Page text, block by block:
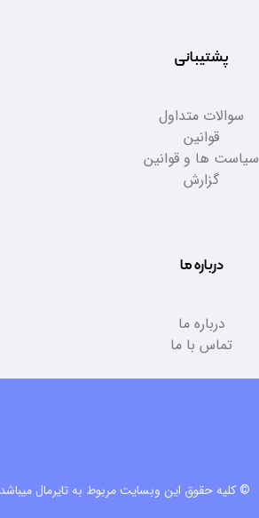
پشتیبانی
سوالات متداول
قوانین
سیاست ها و قوانین
گزارش
درباره ما
درباره ما
تماس با ما
© کلیه حقوق این وبسایت مربوط به تایرمال